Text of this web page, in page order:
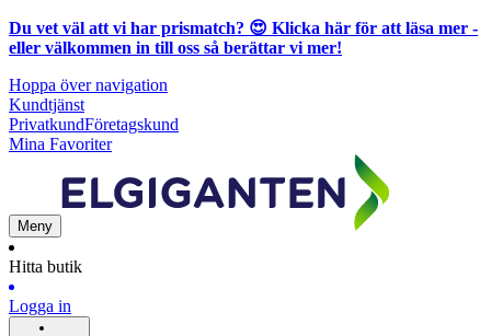
Du vet väl att vi har prismatch? 😍 Klicka här för att läsa mer -
eller välkommen in till oss så berättar vi mer!
Hoppa över navigation
Kundtjänst
PrivatkundFöretagskund
Mina Favoriter
Meny
Hitta butik
Logga in